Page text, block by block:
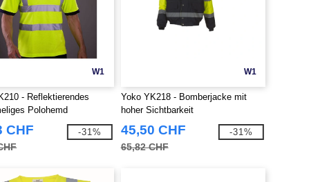
W1
- Reflektierendes
Polohemd
CHF -31%
W1
Yoko YK218 - Bomberjacke mit
hoher Sichtbarkeit
45,50 CHF
65,82 CHF
-31%